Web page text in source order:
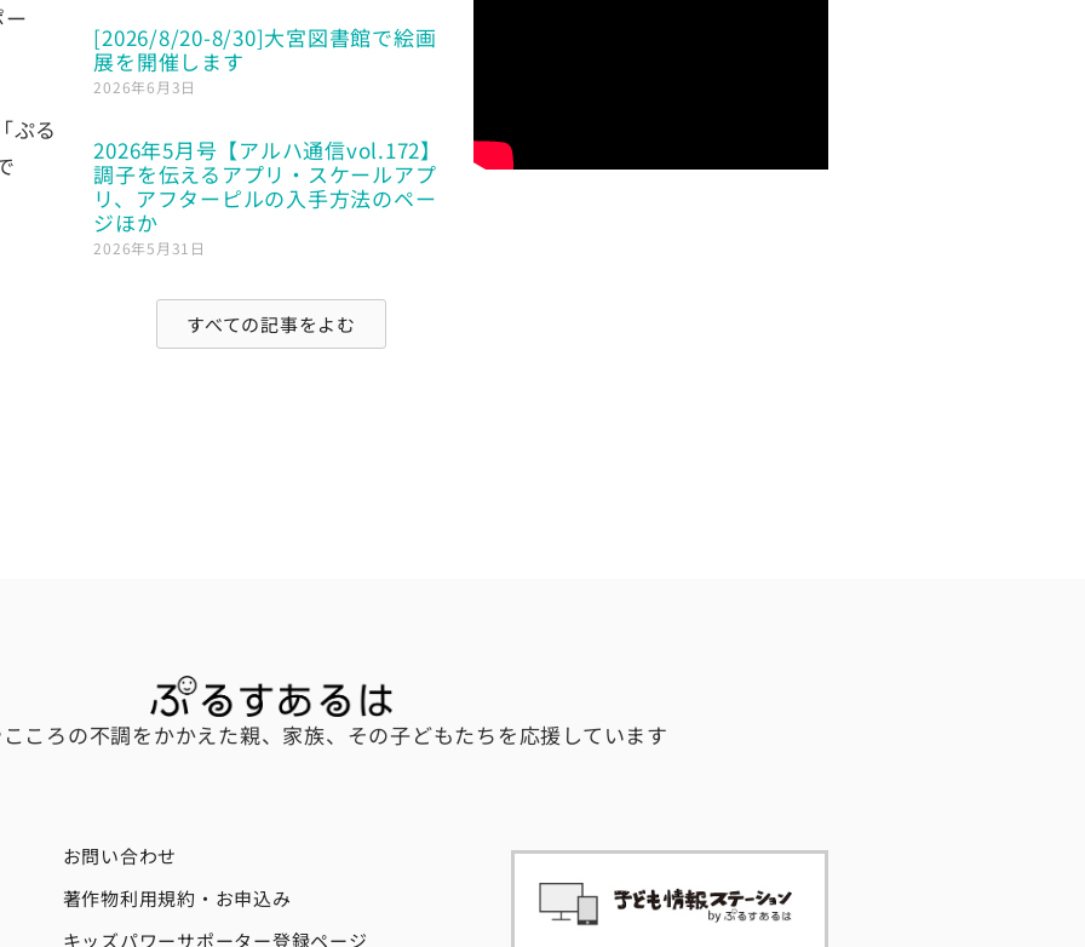
ぷる
[2026/8/20-8/30]大宮図書館で絵画
展を開催します
2026年6月3日
2026年5月号【アルハ通信vol.172】
調子を伝えるアプリ・スケールアプ
リ、アフターピルの入手方法のペー
ジほか
2026年5月31日
すべての記事をよむ
ころの不調をかかえた親、家族、その子どもたちを応援しています
お問い合わせ
著作物利用規約・お申込み
キッズパワーサポーター登録ページ